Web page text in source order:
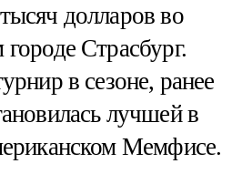
долларов во
Страсбург.
в сезоне, ранее
лучшей в
Мемфисе.